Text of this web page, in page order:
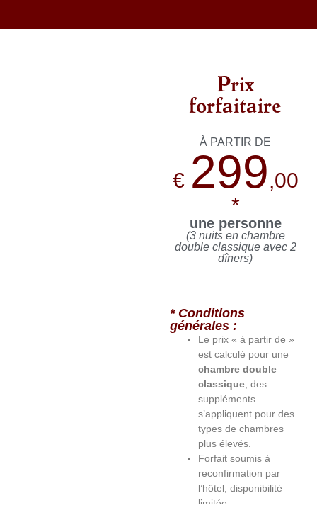
Prix
forfaitaire
À PARTIR DE
€ 299,00
*
une personne
(3 nuits en chambre
double classique avec 2
dîners)
* Conditions
générales :
Le prix « à partir de »
est calculé pour une
chambre double
classique; des
suppléments
s’appliquent pour des
types de chambres
plus élevés.
Forfait soumis à
reconfirmation par
l’hôtel, disponibilité
limitée.